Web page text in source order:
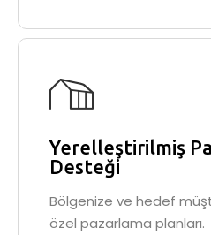
Yerelleştirilmiş
Desteği
Bölgenize ve hedef
özel pazarlama planları.